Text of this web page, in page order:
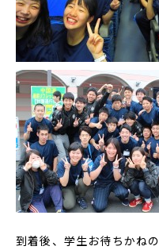
到着後、学生お待ちかねの